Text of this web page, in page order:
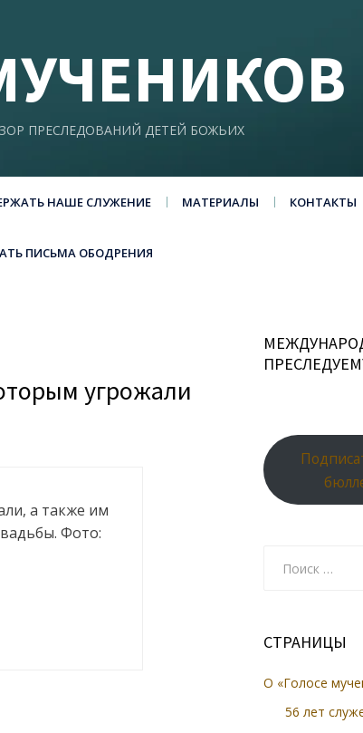
ПРЕСЛЕДОВАНИЙ ДЕТЕЙ БОЖЬИХ
НАШЕ СЛУЖЕНИЕ МАТЕРИАЛЫ КОНТАКТЫ
ПИСЬМА ОБОДРЕНИЯ
угрожали
а также им
Фото:
СТРАНИЦЫ
О «Голосе
56 лет